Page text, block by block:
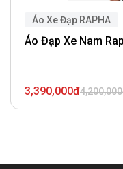
Áo Xe Đạp RAPHA
Áo Đạp Xe Nam
3,390,000đ